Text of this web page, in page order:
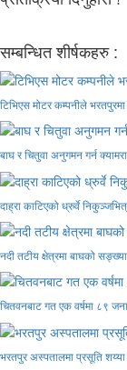
सम्बन्धित शीर्षकहरु :
टिभिएस मोटर कम्पनीले
बाघ र चितुवा अनुगमन गर्न
दाह्रा काटिएको ध्रुर्वे
नदी तटीय क्षेत्रमा बाघको
चितवनबाट गत एक वर्षमा ८९ जना
भरतपुर अस्पतालमा प्रसूति शय्या